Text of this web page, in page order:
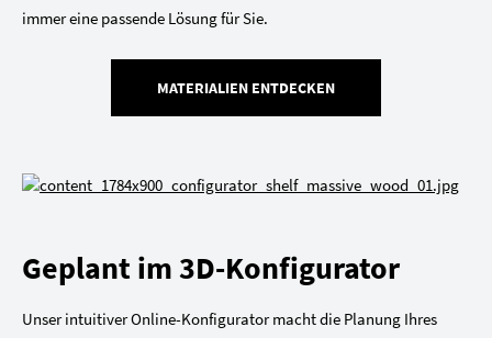
immer eine passende Lösung für Sie.
MATERIALIEN ENTDECKEN
Geplant im 3D-Konfigurator
Unser intuitiver Online-Konfigurator macht die Planung Ihres